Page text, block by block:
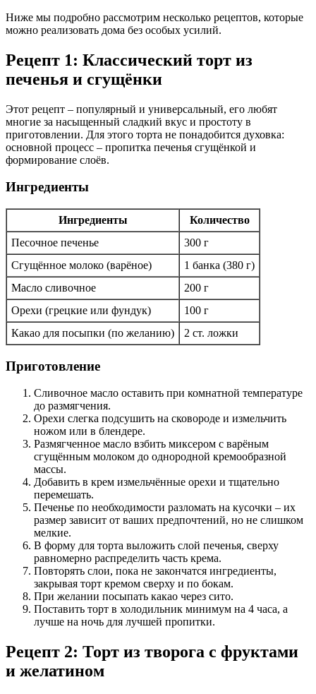
Ниже мы подробно рассмотрим несколько рецептов, которые
можно реализовать дома без особых усилий.
Рецепт 1: Классический торт из
печенья и сгущёнки
Этот рецепт – популярный и универсальный, его любят
многие за насыщенный сладкий вкус и простоту в
приготовлении. Для этого торта не понадобится духовка:
основной процесс – пропитка печенья сгущёнкой и
формирование слоёв.
Ингредиенты
Ингредиенты
Количество
Песочное печенье
300 г
Сгущённое молоко (варёное)
1 банка (380 г)
Масло сливочное
200 г
Орехи (грецкие или фундук)
100 г
Какао для посыпки (по желанию)
2 ст. ложки
Приготовление
Сливочное масло оставить при комнатной температуре
до размягчения.
Орехи слегка подсушить на сковороде и измельчить
ножом или в блендере.
Размягченное масло взбить миксером с варёным
сгущённым молоком до однородной кремообразной
массы.
Добавить в крем измельчённые орехи и тщательно
перемешать.
Печенье по необходимости разломать на кусочки – их
размер зависит от ваших предпочтений, но не слишком
мелкие.
В форму для торта выложить слой печенья, сверху
равномерно распределить часть крема.
Повторять слои, пока не закончатся ингредиенты,
закрывая торт кремом сверху и по бокам.
При желании посыпать какао через сито.
Поставить торт в холодильник минимум на 4 часа, а
лучше на ночь для лучшей пропитки.
Рецепт 2: Торт из творога с фруктами
и желатином